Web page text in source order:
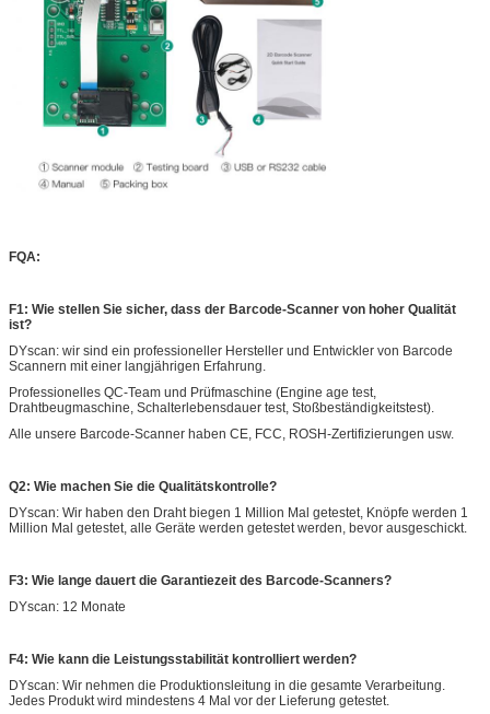
FQA:
F1: Wie stellen Sie sicher, dass der Barcode-Scanner von hoher Qualität
ist?
DYscan: wir sind ein professioneller Hersteller und Entwickler von Barcode
Scannern mit einer langjährigen Erfahrung.
Professionelles QC-Team und Prüfmaschine (Engine age test,
Drahtbeugmaschine, Schalterlebensdauer test, Stoßbeständigkeitstest).
Alle unsere Barcode-Scanner haben CE, FCC, ROSH-Zertifizierungen usw.
Q2: Wie machen Sie die Qualitätskontrolle?
DYscan: Wir haben den Draht biegen 1 Million Mal getestet, Knöpfe werden 1
Million Mal getestet, alle Geräte werden getestet werden, bevor ausgeschickt.
F3: Wie lange dauert die Garantiezeit des Barcode-Scanners?
DYscan: 12 Monate
F4: Wie kann die Leistungsstabilität kontrolliert werden?
DYscan: Wir nehmen die Produktionsleitung in die gesamte Verarbeitung.
Jedes Produkt wird mindestens 4 Mal vor der Lieferung getestet.